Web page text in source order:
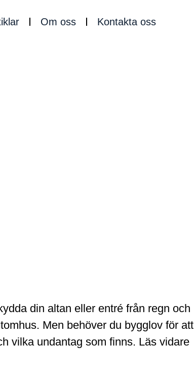
Om oss Kontakta oss
din altan eller entré från regn och
Men behöver du bygglov för att
vilka undantag som finns. Läs vidare